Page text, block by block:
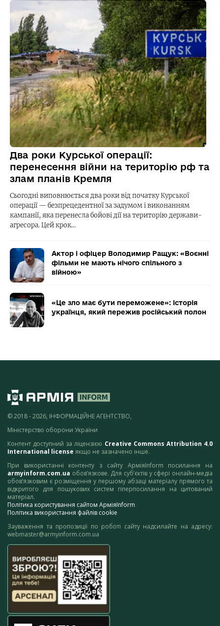
Два роки Курської операції:
перенесення війни на територію рф та
злам планів Кремля
Сьогодні виповнюється два роки від початку Курської
операції — безпрецедентної за задумом і виконанням
кампанії, яка перенесла бойові дії на територію держави-
агресора. Цей крок…
Актор і офіцер Володимир Ращук: «Воєнні
фільми не мають нічого спільного з
війною»
«Це зло має бути переможене»: історія
українця, який пережив російський полон
© 2018 - 2026, ІНФОРМАЦІЙНЕ АГЕНТСТВО,
Міністерство оборони України
Контент доступний за ліцензією Creative Commons Attribution 4.0
International license якщо не зазначено інше.
При використанні контенту з сайту АрміяInform посилання на
armyinform.com.ua обов’язкове. Для суб’єктів у сфері онлайн-медіа
обов’язковим є розміщення у першому абзаці матеріалу прямого та
відкритого для пошукових систем гіперпосилання на цитований
матеріал.
Політика користування сайтом АрміяInform
Політика використання файлів cookie
Зауваження та пропозиції по роботі сайту надсилайте на адресу:
webmaster@armyinform.com.ua